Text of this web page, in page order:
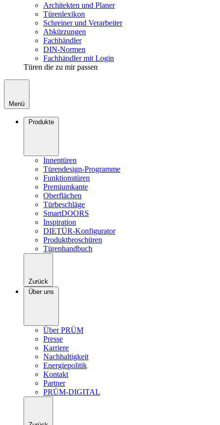
Architekten und Planer
Türenlexikon
Schreiner und Verarbeiter
Abkürzungen
Fachhändler
DIN-Normen
Fachhändler mit Login
Türen die zu mir passen
Menü
Produkte
Innentüren
Türendesign-Programme
Funktionstüren
Premiumkante
Oberflächen
Türbeschläge
SmartDOORS
Inspiration
DIETÜR-Konfigurator
Produktbroschüren
Türenhandbuch
Zurück
Über uns
Über PRÜM
Presse
Karriere
Nachhaltigkeit
Energiepolitik
Kontakt
Partner
PRÜM-DIGITAL